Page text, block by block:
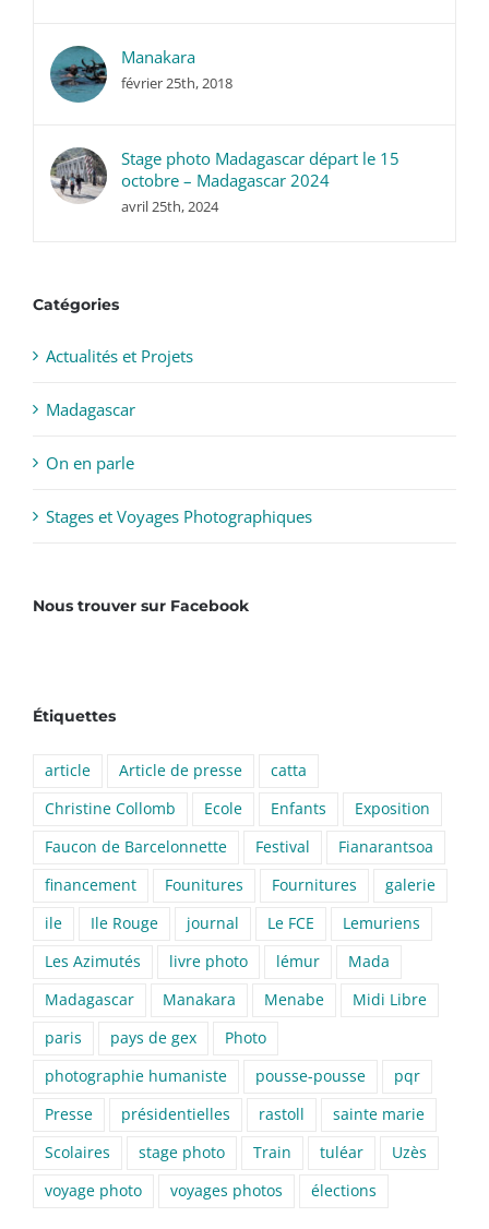
Manakara
février 25th, 2018
Stage photo Madagascar départ le 15
octobre – Madagascar 2024
avril 25th, 2024
Catégories
Actualités et Projets
Madagascar
On en parle
Stages et Voyages Photographiques
Nous trouver sur Facebook
Étiquettes
article Article de presse
catta
Christine Collomb
Ecole Enfants
Exposition
Faucon de Barcelonnette
Festival
Fianarantsoa
financement
Founitures Fournitures
galerie
ile
Ile Rouge journal Le FCE
Lemuriens
Les Azimutés
livre photo lémur
Mada
Madagascar
Manakara Menabe
Midi Libre
paris
pays de gex
Photo
photographie humaniste
pousse-pousse
pqr
Presse
présidentielles rastoll
sainte marie
Scolaires
stage photo Train tuléar
Uzès
voyage photo
voyages photos élections